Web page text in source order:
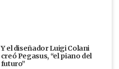
Y el diseñador Luigi Colani
creó Pegasus, “el piano del
futuro”